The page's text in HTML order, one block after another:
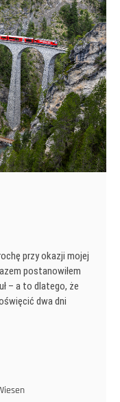
przy okazji mojej
postanowiłem
– a to dlatego, że
dwa dni